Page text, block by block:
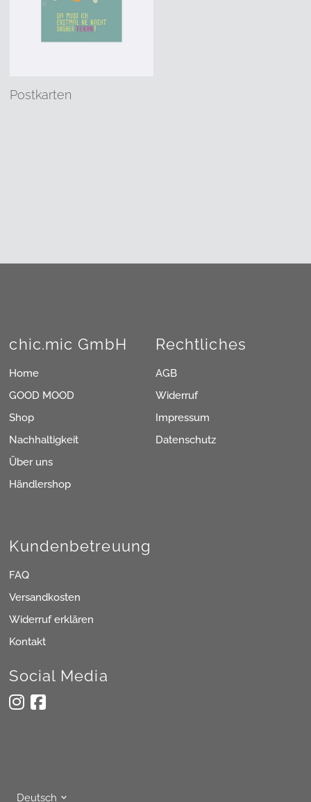
Postkarten
chic.mic GmbH
Home
GOOD MOOD
Shop
Nachhaltigkeit
Über uns
Händlershop
Rechtliches
AGB
Widerruf
Impressum
Datenschutz
Kundenbetreuung
FAQ
Versandkosten
Widerruf erklären
Kontakt
Social Media
Deutsch